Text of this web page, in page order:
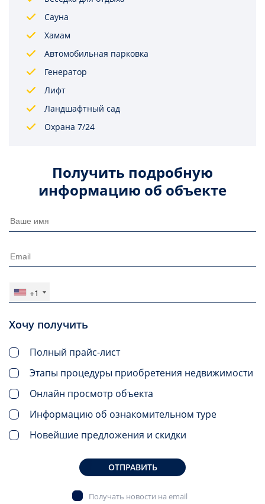
Сауна
Хамам
Автомобильная парковка
Генератор
Лифт
Ландшафтный сад
Охрана 7/24
Получить подробную
информацию об объекте
+1
Хочу получить
Полный прайс-лист
Этапы процедуры приобретения недвижимости
Онлайн просмотр объекта
Информацию об ознакомительном туре
Новейшие предложения и скидки
ОТПРАВИТЬ
Получать новости на email